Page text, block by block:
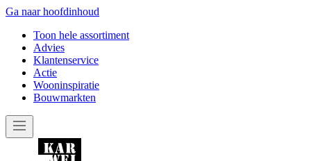
Ga naar hoofdinhoud
Toon hele assortiment
Advies
Klantenservice
Actie
Wooninspiratie
Bouwmarkten